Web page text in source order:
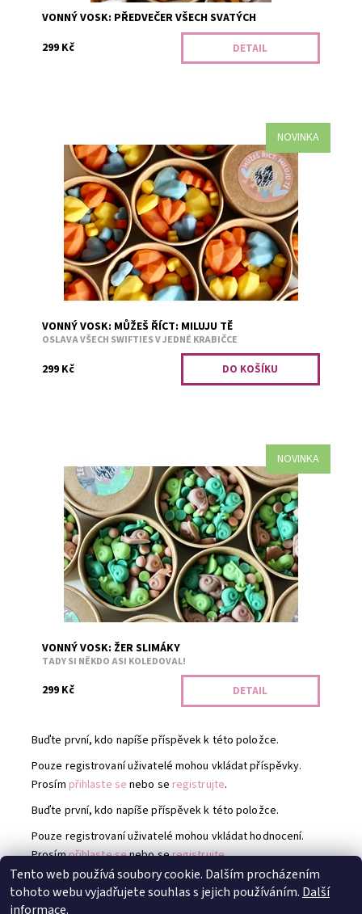
VONNÝ VOSK: PŘEDVEČER VŠECH SVATÝCH
299 Kč
DETAIL
NOVINKA
Tři krásné vůně, které si můžete vychutnat každou zvlášť
a nebo vytvořit jejich dokonalou kombinaci. Žlutá -
sladká skořice. ...
Dostupnost:
Skladem 3
Kód:
3246
VONNÝ VOSK: MŮŽEŠ ŘÍCT: MILUJU TĚ
OSLAVA VŠECH SWIFTIES V JEDNÉ KRABIČCE
299 Kč
NOVINKA
Co takhle jedna hravá a voňavá pomsta? Hnědá - okurka a
earl grey. Světle zelená - sladká dřevitá vůně.Tmavě
zelená - zelené...
Dostupnost:
Předobjednávka
Kód:
3272
VONNÝ VOSK: ŽER SLIMÁKY
TADY SI NĚKDO ASI KOLEDOVAL!
299 Kč DETAIL
Buďte první, kdo napíše příspěvek k této položce.
Pouze registrovaní uživatelé mohou vkládat příspěvky.
Prosím přihlaste se nebo se registrujte.
Buďte první, kdo napíše příspěvek k této položce.
Pouze registrovaní uživatelé mohou vkládat hodnocení.
Prosímpřihlaste senebo seregistrujte.
Instagram @TheAbyssix
Tento web používá soubory cookie. Dalším procházením
tohoto webu vyjadřujete souhlas s jejich používáním. Další
informace.